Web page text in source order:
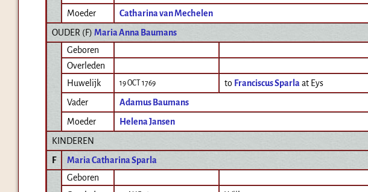
Moeder
Catharina van Mechelen
OUDER (F) Maria Anna Baumans
Geboren
Overleden
Huwelijk
19 OCT 1769 to Franciscus Sparlaat Eys
Vader
Adamus Baumans
Moeder
Helena Jansen
KINDEREN
F
Maria Catharina Sparla
Geboren